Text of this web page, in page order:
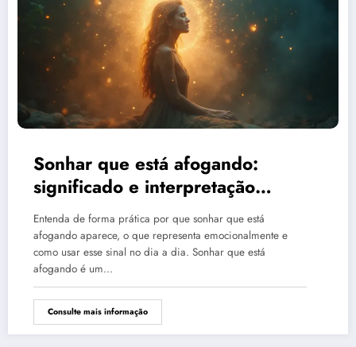
Sonhar que está afogando:
significado e interpretação
espiritual
Entenda de forma prática por que sonhar que está
afogando aparece, o que representa emocionalmente e
como usar esse sinal no dia a dia. Sonhar que está
afogando é um…
Consulte mais informação